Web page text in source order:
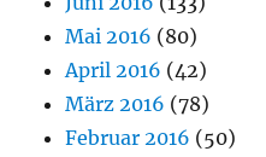
Mai 2016 (80)
April 2016 (42)
März 2016 (78)
Februar 2016 (50)